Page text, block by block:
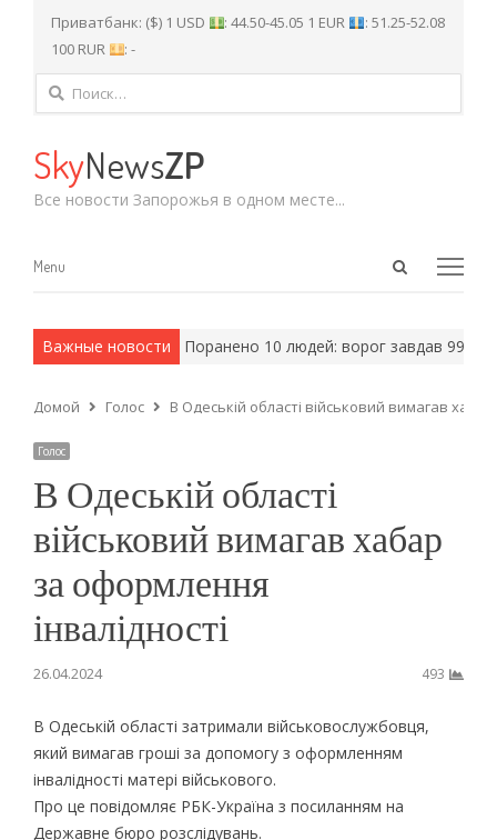
Приватбанк: ($) 1 USD : 44.50-45.05 1 EUR
: 51.25-52.08
100 RUR
: -
Найти:
SkyNewsZP
Все новости Запорожья в одном месте...
Open
Menu
Menu
Важные новости
методы. Поранено 10 людей: ворог завдав 997
Домой Голос В Одеській області військовий вимагав
Голос
В Одеській області
військовий вимагав хабар
за оформлення
інвалідності
26.04.2024 493
В Одеській області затримали військовослужбовця,
який вимагав гроші за допомогу з оформленням
інвалідності матері військового.
Про це повідомляє РБК-Україна з посиланням на
Державне бюро розслідувань.